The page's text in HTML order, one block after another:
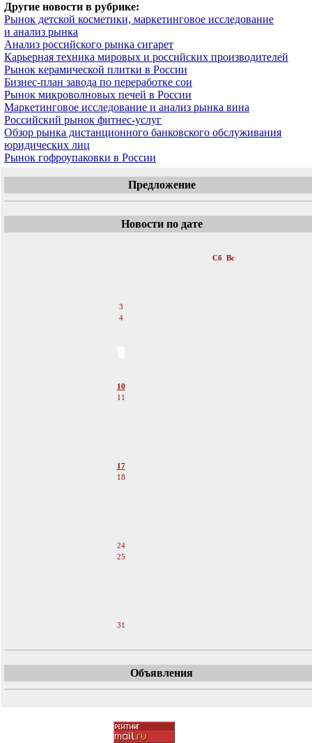
Другие новости в рубрике:
Рынок детской косметики, маркетинговое исследование
и анализ рынка
Анализ российского рынка сигарет
Карьерная техника мировых и российских производителей
Рынок керамической плитки в России
Бизнес-план завода по переработке сои
Рынок микроволновых печей в России
Маркетинговое исследование и анализ рынка вина
Российский рынок фитнес-услуг
Обзор рынка дистанционного банковского обслуживания
юридических лиц
Рынок гофроупаковки в России
Предложение
Новости по дате
Сб Вс
3
4
10
11
17
18
24
25
31
Объявления